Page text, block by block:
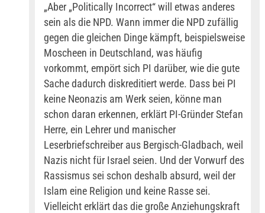
„Aber „Politically Incorrect“ will etwas anderes
sein als die NPD. Wann immer die NPD zufällig
gegen die gleichen Dinge kämpft, beispielsweise
Moscheen in Deutschland, was häufig
vorkommt, empört sich PI darüber, wie die gute
Sache dadurch diskreditiert werde. Dass bei PI
keine Neonazis am Werk seien, könne man
schon daran erkennen, erklärt PI-Gründer Stefan
Herre, ein Lehrer und manischer
Leserbriefschreiber aus Bergisch-Gladbach, weil
Nazis nicht für Israel seien. Und der Vorwurf des
Rassismus sei schon deshalb absurd, weil der
Islam eine Religion und keine Rasse sei.
Vielleicht erklärt das die große Anziehungskraft